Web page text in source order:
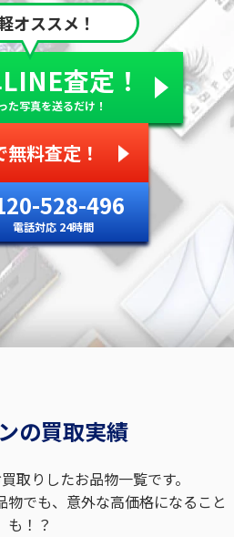
オススメ！
査定！
た写真を送るだけ！
無料査定！
528-496
電話対応 24時間
の買取実績
取りしたお品物一覧です。
物でも、意外な高価格になること
も！？